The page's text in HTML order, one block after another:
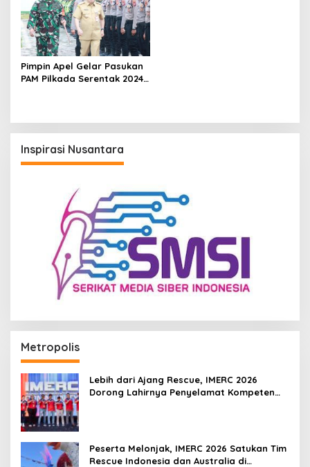
Pimpin Apel Gelar Pasukan
PAM Pilkada Serentak 2024,
Inspirasi Nusantara
Metropolis
Lebih dari Ajang Rescue, IMERC 2026
Dorong Lahirnya Penyelamat Kompeten
Peserta Melonjak, IMERC 2026 Satukan Tim
Rescue Indonesia dan Australia di